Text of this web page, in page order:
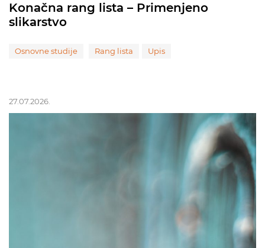
Konačna rang lista – Primenjeno
slikarstvo
Osnovne studije Rang lista Upis
27.07.2026.